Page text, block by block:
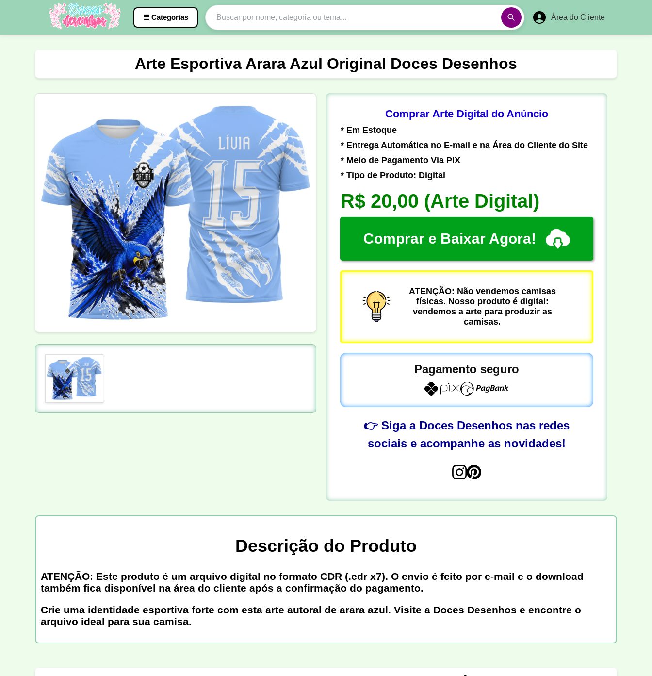
☰ Categorias Área do Cliente
Agro Católica Vôlei Futebol Amador Pesca
Motocross Ciclismo Nail Designer Pedagogia Biologia Geografia História Matemática
Língua Portuguesa
Arte Esportiva Arara Azul Original Doces Desenhos
Comprar Arte Digital do Anúncio
* Em Estoque
* Entrega Automática no E-mail e na Área do Cliente do Site
* Meio de Pagamento Via PIX
* Tipo de Produto: Digital
R$ 20,00 (Arte Digital)
Comprar e Baixar Agora!
ATENÇÃO: Não vendemos camisas
físicas. Nosso produto é digital:
vendemos a arte para produzir as
camisas.
Pagamento seguro
👉 Siga a Doces Desenhos nas redes
sociais e acompanhe as novidades!
Descrição do Produto
ATENÇÃO: Este produto é um arquivo digital no formato CDR (.cdr x7). O envio é feito por e-mail e o download
também fica disponível na área do cliente após a confirmação do pagamento.
Crie uma identidade esportiva forte com esta arte autoral de arara azul. Visite a Doces Desenhos e encontre o
arquivo ideal para sua camisa.